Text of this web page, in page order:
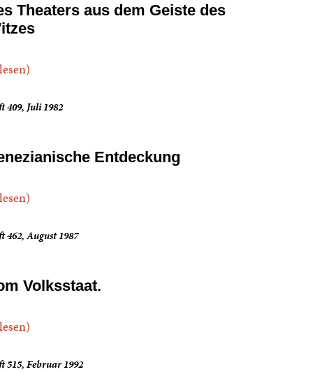
Theaters aus dem Geiste des
409, Juli 1982
Entdeckung
462, August 1987
Volksstaat.
515, Februar 1992